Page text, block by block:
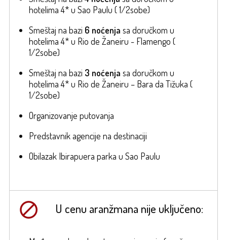
hotelima 4* u Sao Paulu ( 1/2sobe)
Smeštaj na bazi 6 noćenja sa doručkom u
hotelima 4* u Rio de Žaneiru - Flamengo (
1/2sobe)
Smeštaj na bazi 3 noćenja sa doručkom u
hotelima 4* u Rio de Žaneiru – Bara da Tižuka (
1/2sobe)
Organizovanje putovanja
Predstavnik agencije na destinaciji
Obilazak Ibirapuera parka u Sao Paulu
U cenu aranžmana nije uključeno: